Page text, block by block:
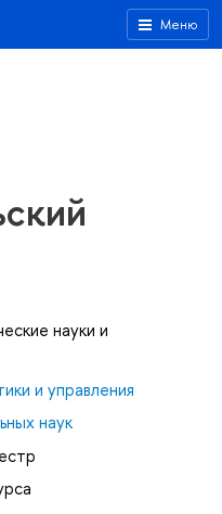
Меню
науки и
и управления
наук